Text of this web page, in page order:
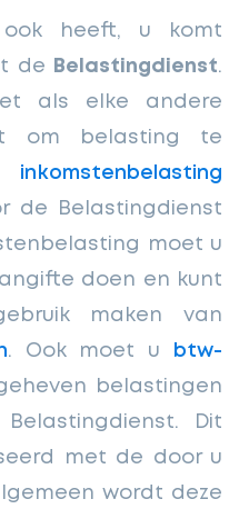
ook heeft, u komt
de
Belastingdienst.
als elke andere
om belasting te
inkomstenbelasting
de Belastingdienst
moet u
doen en kunt
maken van
. Ook moet u
btw-
belastingen
Dit
met de door u
wordt deze